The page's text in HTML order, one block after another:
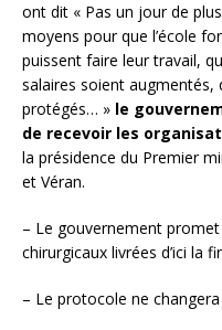
ont dit « Pas un jour de
moyens pour que l’école
puissent faire leur travail,
salaires soient augmentés,
protégés… » le
de recevoir les
la présidence du Premier
et Véran.
– Le gouvernement
chirurgicaux livrées d’ici la
– Le protocole ne